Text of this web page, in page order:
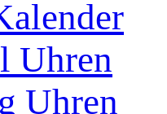
Uhren
Uhren